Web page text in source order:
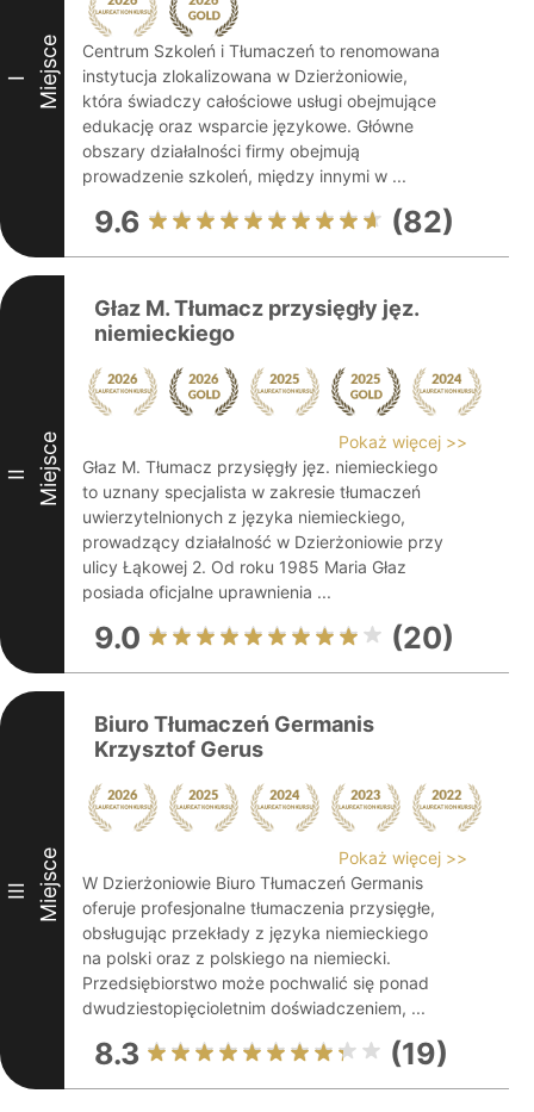
I Miejsce
Centrum Szkoleń i Tłumaczeń to renomowana
instytucja zlokalizowana w Dzierżoniowie,
która świadczy całościowe usługi obejmujące
edukację oraz wsparcie językowe. Główne
obszary działalności firmy obejmują
prowadzenie szkoleń, między innymi w ...
9.6 (82)
II Miejsce
Głaz M. Tłumacz przysięgły jęz.
niemieckiego
Pokaż więcej >>
Głaz M. Tłumacz przysięgły jęz. niemieckiego
to uznany specjalista w zakresie tłumaczeń
uwierzytelnionych z języka niemieckiego,
prowadzący działalność w Dzierżoniowie przy
ulicy Łąkowej 2. Od roku 1985 Maria Głaz
posiada oficjalne uprawnienia ...
9.0 (20)
III Miejsce
Biuro Tłumaczeń Germanis
Krzysztof Gerus
Pokaż więcej >>
W Dzierżoniowie Biuro Tłumaczeń Germanis
oferuje profesjonalne tłumaczenia przysięgłe,
obsługując przekłady z języka niemieckiego
na polski oraz z polskiego na niemiecki.
Przedsiębiorstwo może pochwalić się ponad
dwudziestopięcioletnim doświadczeniem, ...
8.3 (19)